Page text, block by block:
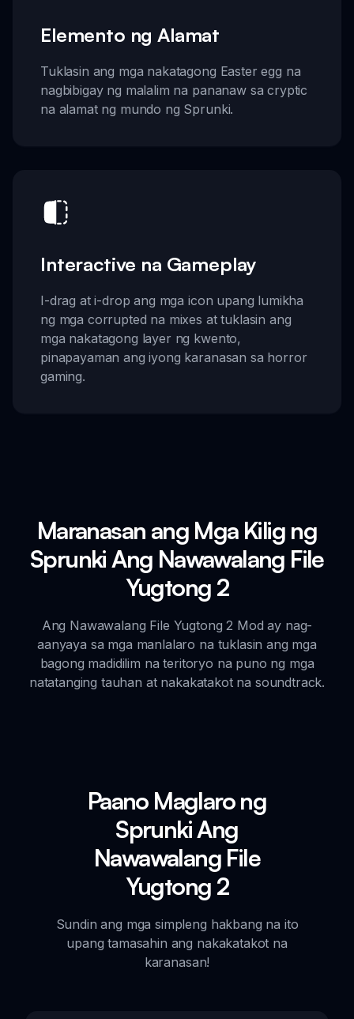
Elemento ng Alamat
Tuklasin ang mga nakatagong Easter egg na
nagbibigay ng malalim na pananaw sa cryptic
na alamat ng mundo ng Sprunki.
Interactive na Gameplay
I-drag at i-drop ang mga icon upang lumikha
ng mga corrupted na mixes at tuklasin ang
mga nakatagong layer ng kwento,
pinapayaman ang iyong karanasan sa horror
gaming.
Maranasan ang Mga Kilig ng
Sprunki Ang Nawawalang File
Yugtong 2
Ang Nawawalang File Yugtong 2 Mod ay nag-
aanyaya sa mga manlalaro na tuklasin ang mga
bagong madidilim na teritoryo na puno ng mga
natatanging tauhan at nakakatakot na soundtrack.
Paano Maglaro ng
Sprunki Ang
Nawawalang File
Yugtong 2
Sundin ang mga simpleng hakbang na ito
upang tamasahin ang nakakatakot na
karanasan!